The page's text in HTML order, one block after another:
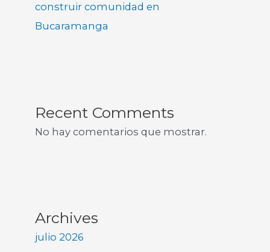
construir comunidad en
Bucaramanga
Recent Comments
No hay comentarios que mostrar.
Archives
julio 2026